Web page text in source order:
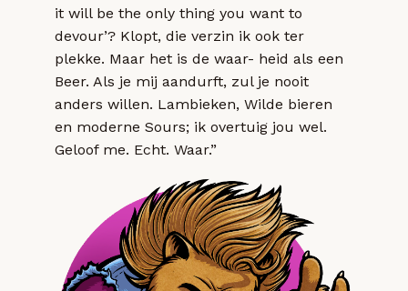
it will be the only thing you want to
devour’? Klopt, die verzin ik ook ter
plekke. Maar het is de waar- heid als een
Beer. Als je mij aandurft, zul je nooit
anders willen. Lambieken, Wilde bieren
en moderne Sours; ik overtuig jou wel.
Geloof me. Echt. Waar.”